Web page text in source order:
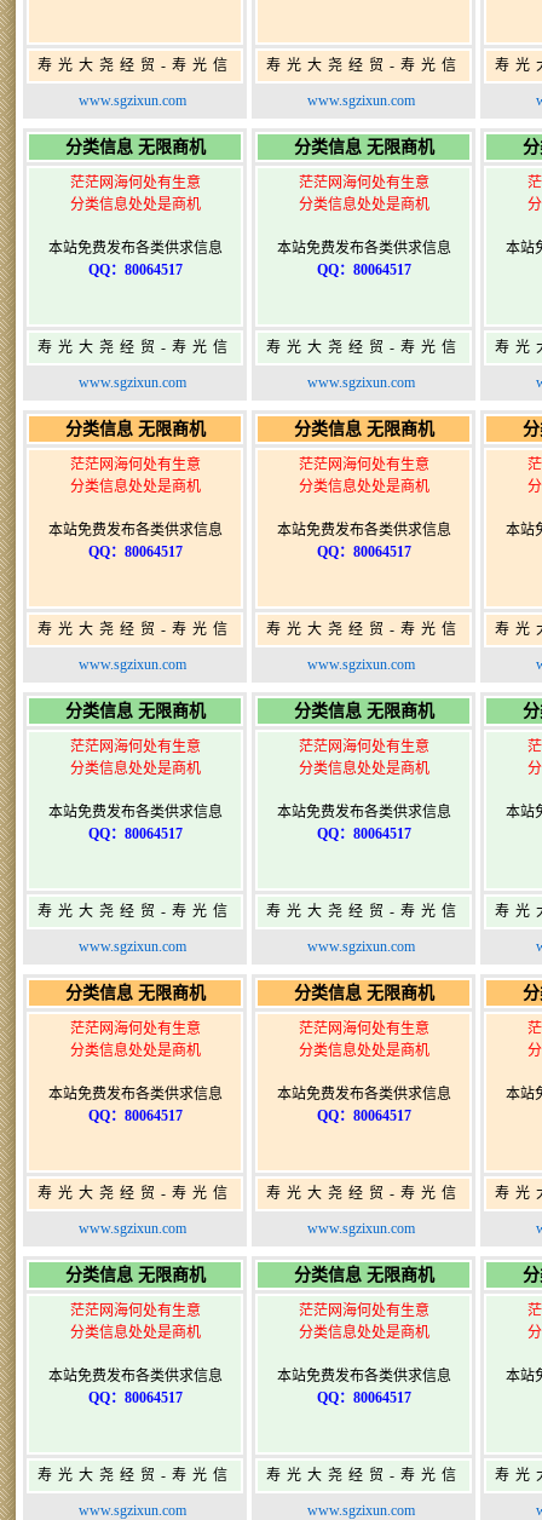
寿光大尧经贸-寿光信
息网-免费信息发布网-
www.sgzixun.com
寿光大尧经贸-寿光信
息网-免费信息发布网-
www.sgzixun.com
寿光
息网
分类信息 无限商机
茫茫网海何处有生意
分类信息处处是商机
本站免费发布各类供求信息
QQ：80064517
寿光大尧经贸-寿光信
息网-免费信息发布网-
www.sgzixun.com
分类信息 无限商机
茫茫网海何处有生意
分类信息处处是商机
本站免费发布各类供求信息
QQ：80064517
寿光大尧经贸-寿光信
息网-免费信息发布网-
www.sgzixun.com
本站
寿光
息网
分类信息 无限商机
茫茫网海何处有生意
分类信息处处是商机
本站免费发布各类供求信息
QQ：80064517
寿光大尧经贸-寿光信
息网-免费信息发布网-
www.sgzixun.com
分类信息 无限商机
茫茫网海何处有生意
分类信息处处是商机
本站免费发布各类供求信息
QQ：80064517
寿光大尧经贸-寿光信
息网-免费信息发布网-
www.sgzixun.com
本站
寿光
息网
分类信息 无限商机
茫茫网海何处有生意
分类信息处处是商机
本站免费发布各类供求信息
QQ：80064517
寿光大尧经贸-寿光信
息网-免费信息发布网-
www.sgzixun.com
分类信息 无限商机
茫茫网海何处有生意
分类信息处处是商机
本站免费发布各类供求信息
QQ：80064517
寿光大尧经贸-寿光信
息网-免费信息发布网-
www.sgzixun.com
本站
寿光
息网
分类信息 无限商机
茫茫网海何处有生意
分类信息处处是商机
本站免费发布各类供求信息
QQ：80064517
寿光大尧经贸-寿光信
息网-免费信息发布网-
www.sgzixun.com
分类信息 无限商机
茫茫网海何处有生意
分类信息处处是商机
本站免费发布各类供求信息
QQ：80064517
寿光大尧经贸-寿光信
息网-免费信息发布网-
www.sgzixun.com
本站
寿光
息网
分类信息 无限商机
茫茫网海何处有生意
分类信息处处是商机
本站免费发布各类供求信息
QQ：80064517
寿光大尧经贸-寿光信
息网-免费信息发布网-
www.sgzixun.com
分类信息 无限商机
茫茫网海何处有生意
分类信息处处是商机
本站免费发布各类供求信息
QQ：80064517
寿光大尧经贸-寿光信
息网-免费信息发布网-
www.sgzixun.com
本站
寿光
息网